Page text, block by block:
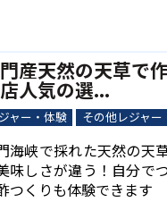
産天然の天草で
人気の選...
ャー・体験 その他レジャー
海峡で採れた天然の天
味しさが違う！自分で
つくりも体験できます